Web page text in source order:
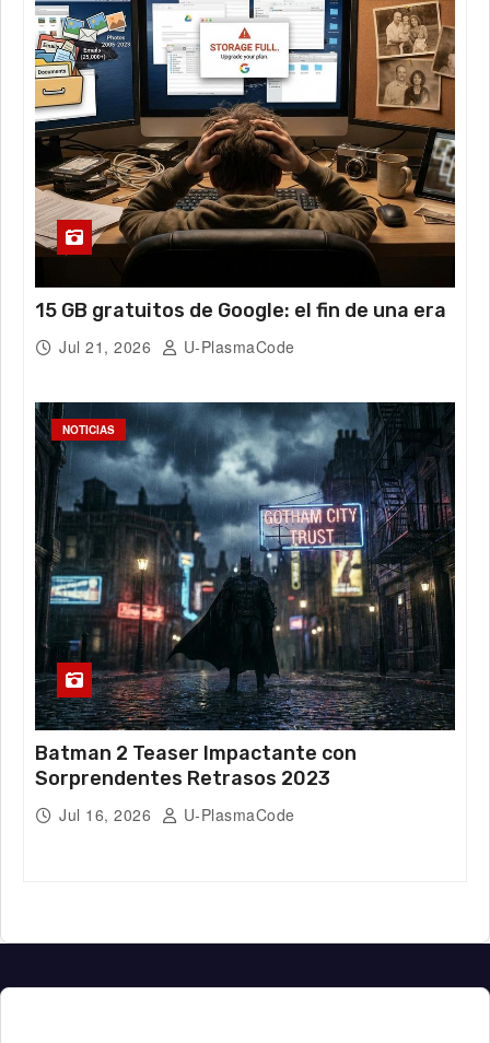
15 GB gratuitos de Google: el fin de una era
Jul 21, 2026 U-PlasmaCode
NOTICIAS
Batman 2 Teaser Impactante con
Sorprendentes Retrasos 2023
Jul 16, 2026 U-PlasmaCode